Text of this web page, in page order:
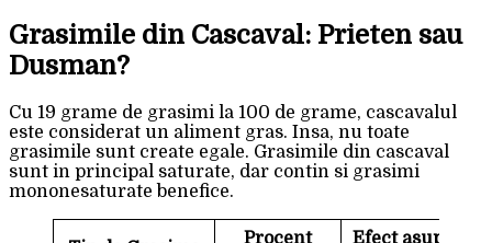
Grasimile din Cascaval: Prieten sau
Dusman?
Cu 19 grame de grasimi la 100 de grame, cascavalul
este considerat un aliment gras. Insa, nu toate
grasimile sunt create egale. Grasimile din cascaval
sunt in principal saturate, dar contin si grasimi
mononesaturate benefice.
Procent
Efect asupra